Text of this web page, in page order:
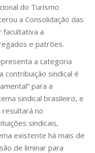
do Turismo
a Consolidação das
facultativa a
e patrões.
a categoria
contribuição sindical é
para a
sindical brasileiro, e
resultará no
sindicais,
existente há mais de
de liminar para